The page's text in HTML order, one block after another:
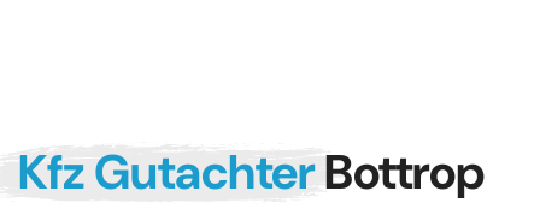
Kfz GutachterBottrop